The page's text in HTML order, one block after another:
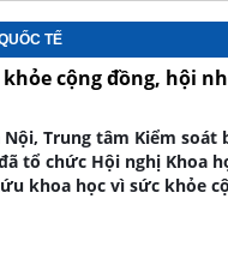
TẾ
cộng đồng, hội
Nội, Trung tâm Kiểm
tổ chức Hội nghị Khoa
khoa học vì sức khỏe